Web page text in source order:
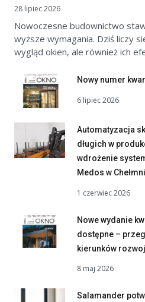
28 lipiec 2026
Nowoczesne budownictwo
wyższe wymagania. Dziś liczy
wygląd okien, ale również ich
Nowy numer
6 lipiec 2026
Automatyzacja
długich w
wdrożenie
Medos w
1 czerwiec 2026
Nowe wydanie
dostępne –
kierunków
8 maj 2026
Salamander